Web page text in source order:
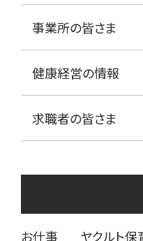
事業所の皆さま
健康経営の情報
求職者の皆さま
お仕事 ヤクルト保